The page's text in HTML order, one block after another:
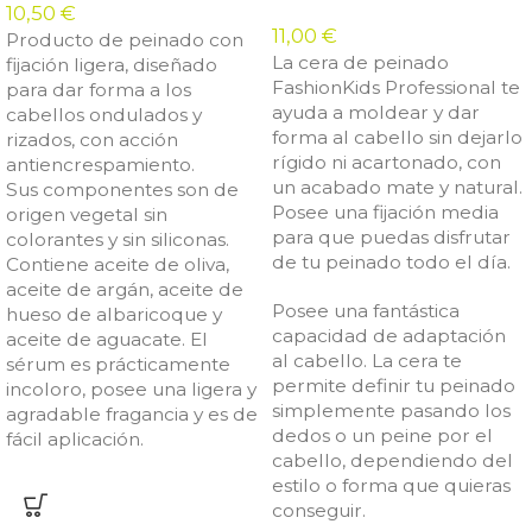
10,50 €
Producto de peinado con
fijación ligera, diseñado
para dar forma a los
cabellos ondulados y
rizados, con acción
antiencrespamiento.
Sus componentes son de
origen vegetal sin
colorantes y sin siliconas.
Contiene aceite de oliva,
aceite de argán, aceite de
hueso de albaricoque y
aceite de aguacate. El
sérum es prácticamente
incoloro, posee una ligera y
agradable fragancia y es de
fácil aplicación.
11,00 €
La cera de peinado
FashionKids Professional te
ayuda a moldear y dar
forma al cabello sin dejarlo
rígido ni acartonado, con
un acabado mate y natural.
Posee una fijación media
para que puedas disfrutar
de tu peinado todo el día.
Posee una fantástica
capacidad de adaptación
al cabello. La cera te
permite definir tu peinado
simplemente pasando los
dedos o un peine por el
cabello, dependiendo del
estilo o forma que quieras
conseguir.